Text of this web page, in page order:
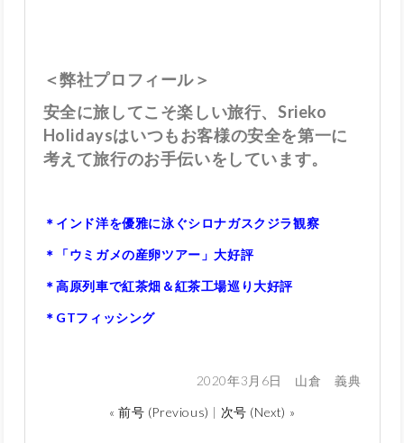
＜弊社プロフィール＞
安全に旅してこそ楽しい旅行、Srieko
Holidaysはいつもお客様の安全を第一に
考えて旅行のお手伝いをしています。
＊インド洋を優雅に泳ぐシロナガスクジラ観察
＊「ウミガメの産卵ツアー」大好評
＊高原列車で紅茶畑＆紅茶工場巡り大好評
＊GTフィッシング
2020年3月6日 山倉 義典
« 前号 (Previous) | 次号 (Next) »